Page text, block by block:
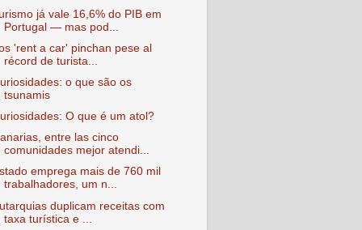
já vale 16,6% do PIB em
Portugal — mas pod...
'rent a car' pinchan pese al
récord de turista...
o que são os
tsunamis
O que é um atol?
entre las cinco
comunidades mejor atendi...
emprega mais de 760 mil
trabalhadores, um n...
duplicam receitas com
taxa turística e ...